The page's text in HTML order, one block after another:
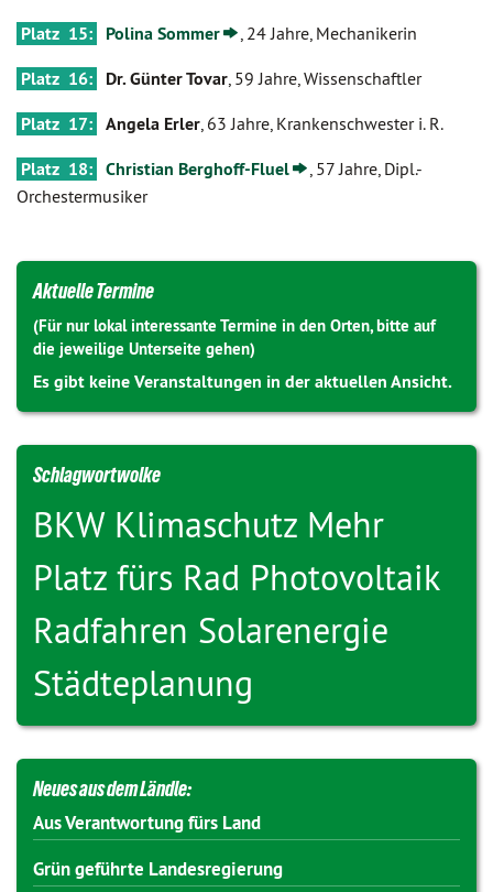
Platz 15: Polina Sommer , 24 Jahre, Mechanikerin
Platz 16: Dr. Günter Tovar, 59 Jahre, Wissenschaftler
Platz 17: Angela Erler, 63 Jahre, Krankenschwester i. R.
Platz 18: Christian Berghoff-Fluel
, 57 Jahre, Dipl.-
Orchestermusiker
Aktuelle Termine
(Für nur lokal interessante Termine in den Orten, bitte auf
die jeweilige Unterseite gehen)
Es gibt keine Veranstaltungen in der aktuellen Ansicht.
Schlagwortwolke
BKW Klimaschutz Mehr
Platz fürs Rad Photovoltaik
Radfahren Solarenergie
Städteplanung
Neues aus dem Ländle:
Aus Verantwortung fürs Land
Grün geführte Landesregierung